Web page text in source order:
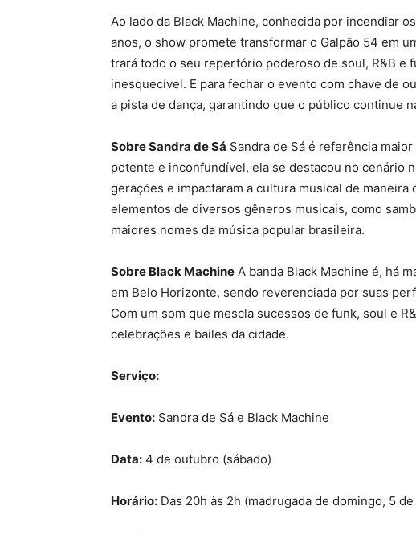
Ao lado da Black Machine, conhecida por incendiar
anos, o show promete transformar o Galpão 54 em
trará todo o seu repertório poderoso de soul, R&B e
inesquecível. E para fechar o evento com chave de
a pista de dança, garantindo que o público continue
Sobre Sandra de Sá Sandra de Sá é referência
potente e inconfundível, ela se destacou no cenário
gerações e impactaram a cultura musical de
elementos de diversos gêneros musicais, como
maiores nomes da música popular brasileira.
Sobre Black Machine A banda Black Machine é, há
em Belo Horizonte, sendo reverenciada por suas
Com um som que mescla sucessos de funk, soul e
celebrações e bailes da cidade.
Serviço:
Evento: Sandra de Sá e Black Machine
Data: 4 de outubro (sábado)
Horário: Das 20h às 2h (madrugada de domingo, 5